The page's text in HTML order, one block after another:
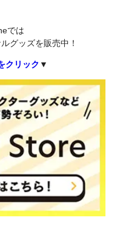
では
グッズを販売中！
クリック ▼